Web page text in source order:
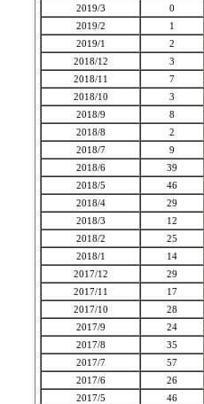
2019/3
0
2019/2
1
2019/1
2
2018/12
3
2018/11
7
2018/10
3
2018/9
8
2018/8
2
2018/7
9
2018/6
39
2018/5
46
2018/4
29
2018/3
12
2018/2
25
2018/1
14
2017/12
29
2017/11
17
2017/10
28
2017/9
24
2017/8
35
2017/7
57
2017/6
26
2017/5
46